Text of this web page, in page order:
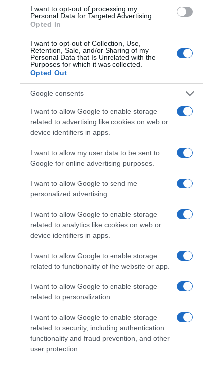
I want to opt-out of processing my
Personal Data for Targeted Advertising.
Opted In
I want to opt-out of Collection, Use,
Retention, Sale, and/or Sharing of my
Personal Data that Is Unrelated with the
Purposes for which it was collected.
Opted Out
Google consents
I want to allow Google to enable storage
related to advertising like cookies on web or
device identifiers in apps.
I want to allow my user data to be sent to
Google for online advertising purposes.
I want to allow Google to send me
personalized advertising.
I want to allow Google to enable storage
related to analytics like cookies on web or
device identifiers in apps.
I want to allow Google to enable storage
related to functionality of the website or app.
I want to allow Google to enable storage
related to personalization.
I want to allow Google to enable storage
related to security, including authentication
functionality and fraud prevention, and other
user protection.
kirekesztési kampányt kezdtek ellene. A The
Hill szerint James Talarico, a Demokrata Párt
szenátusi jelöltje az Instagram-bejegyzés után
azonnal megtagadta, hogy Galindóval együtt
részt vegyen bármilyen
kampányrendezvényen.
A bírálat túlterjedt Texas határain: az
amerikai képviselőház két zsidó tagja
megfogadta, hogy azonnali fegyelmi eljárást
indít, ha az antiszemita jelöltnek sikerülne
bejutnia a kongresszusba.
Josh Gottheimer New Jersey-i képviselő és
Jared Moskowitz, floridai képviselő közös
nyilatkozatban figyelmeztettek, hogy
amennyiben a nőt megválasztják,
„kikényszerítik a szavazást a kizárásáról” –
írja az Israel National News.
Galindo lehetséges jelöltsége a
Demokrata Párt teljes
spektrumában visszhangot
keltett, és undorral töltötte el a
politikai elit képviselőit, de még